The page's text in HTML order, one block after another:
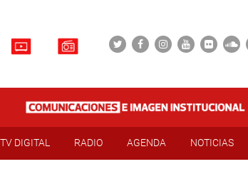
TV DIGITAL RADIO AGENDA NOTICIAS